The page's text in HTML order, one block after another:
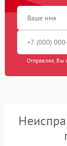
Отправляя, Вы